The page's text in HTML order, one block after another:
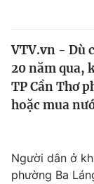
Thế giới
Tin tức
Câu chuyện
Kinh tế
Thị trường
Dữ liệu và
VTV.vn - Dù
20 năm qua,
TP Cần Thơ
hoặc mua
Người dân ở
phường Ba